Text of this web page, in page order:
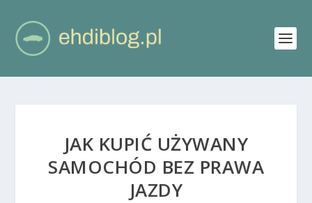
JAK KUPIĆ UŻYWANY
SAMOCHÓD BEZ PRAWA
JAZDY